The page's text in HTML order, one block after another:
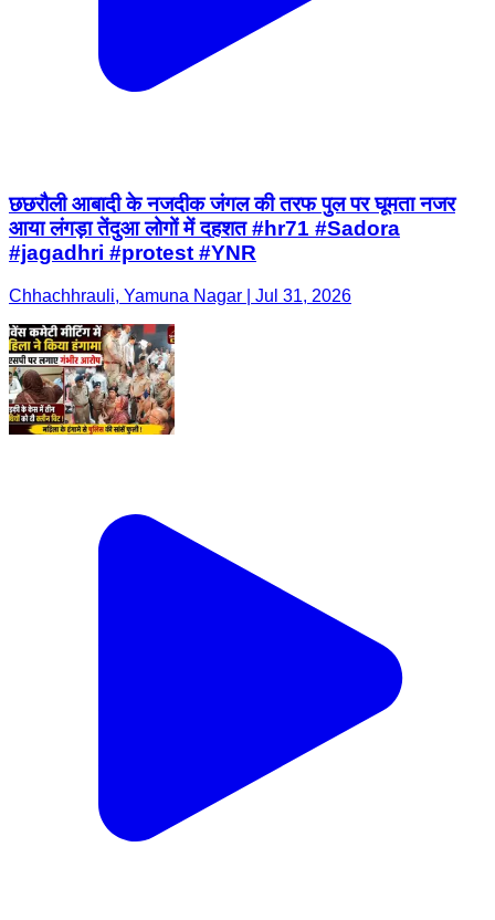
छछरौली आबादी के नजदीक जंगल की तरफ पुल पर घूमता नजर
आया लंगड़ा तेंदुआ लोगों में दहशत #hr71 #Sadora
#jagadhri #protest #YNR
Chhachhrauli, Yamuna Nagar | Jul 31, 2026